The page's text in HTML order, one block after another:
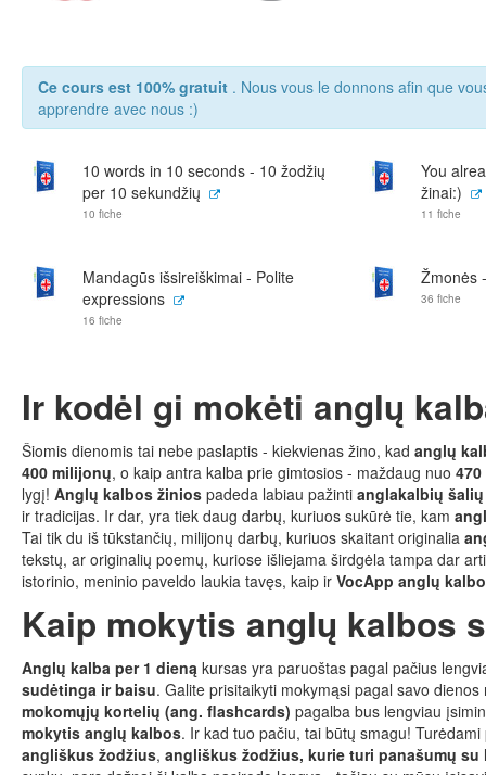
Ce cours est 100% gratuit . Nous vous le donnons afin que
apprendre avec nous :)
10 words in 10 seconds - 10 žodžių
per 10 sekundžių
10 fiche
You
žinai:)
11 fiche
Mandagūs išsireiškimai - Polite
expressions
16 fiche
Žmonės
36 fiche
Ir kodėl gi mokėti anglų
Šiomis dienomis tai nebe paslaptis - kiekvienas žino, kad anglų
400 milijonų, o kaip antra kalba prie gimtosios - maždaug nuo
lygį! Anglų kalbos žinios padeda labiau pažinti anglakalbių
ir tradicijas. Ir dar, yra tiek daug darbų, kuriuos sukūrė tie, kam
Tai tik du iš tūkstančių, milijonų darbų, kuriuos skaitant originalia
tekstų, ar originalių poemų, kuriose išliejama širdgėla tampa dar
istorinio, meninio paveldo laukia tavęs, kaip ir VocApp anglų
Kaip mokytis anglų kalbos
Anglų kalba per 1 dieną kursas yra paruoštas pagal pačius
sudėtinga ir baisu. Galite prisitaikyti mokymąsi pagal savo
mokomųjų kortelių (ang. flashcards) pagalba bus lengviau
mokytis anglų kalbos. Ir kad tuo pačiu, tai būtų smagu!
angliškus žodžius, angliškus žodžius, kurie turi panašumų